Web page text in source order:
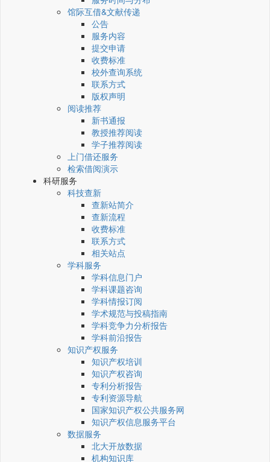
馆际互借&文献传递
公告
服务内容
提交申请
收费标准
校外查询系统
联系方式
版权声明
阅读推荐
新书通报
教授推荐阅读
学子推荐阅读
上门借还服务
检索借阅演示
科研服务
科技查新
查新站简介
查新流程
收费标准
联系方式
相关站点
学科服务
学科信息门户
学科课题咨询
学科情报订阅
学术规范与投稿指南
学科竞争力分析报告
学科前沿报告
知识产权服务
知识产权培训
知识产权咨询
专利分析报告
专利资源导航
国家知识产权公共服务网
知识产权信息服务平台
数据服务
北大开放数据
机构知识库